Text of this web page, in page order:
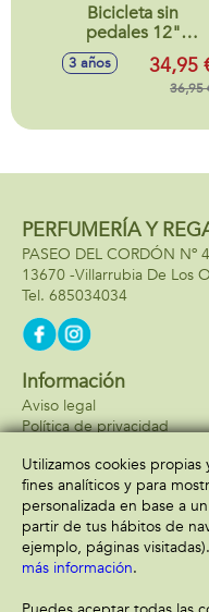
Bicicleta sin
pedales 12"
Jurassic World
3 años 34,95
36,95
PERFUMERÍA Y
PASEO DEL CORDÓN Nº 4
13670 -Villarrubia De Los
685034034
Información
Aviso legal
Política de privacidad
Formas de pago
Utilizamos cookies
fines analíticos y para
personalizada en base a
partir de tus hábitos de
ejemplo, páginas
más información.